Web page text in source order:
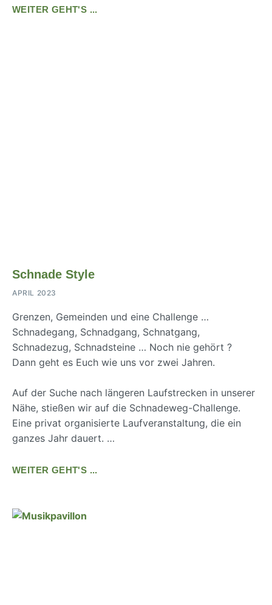
WEITER GEHT'S ...
Schnade Style
APRIL 2023
Grenzen, Gemeinden und eine Challenge …
Schnadegang, Schnadgang, Schnatgang,
Schnadezug, Schnadsteine … Noch nie gehört ?
Dann geht es Euch wie uns vor zwei Jahren.
Auf der Suche nach längeren Laufstrecken in unserer
Nähe, stießen wir auf die Schnadeweg-Challenge.
Eine privat organisierte Laufveranstaltung, die ein
ganzes Jahr dauert. …
WEITER GEHT'S ...